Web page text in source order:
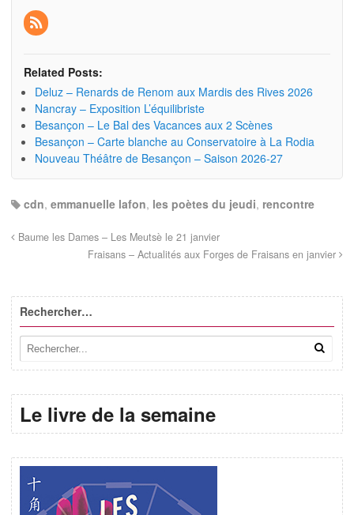
Related Posts:
Deluz – Renards de Renom aux Mardis des Rives 2026
Nancray – Exposition L’équilibriste
Besançon – Le Bal des Vacances aux 2 Scènes
Besançon – Carte blanche au Conservatoire à La Rodia
Nouveau Théâtre de Besançon – Saison 2026-27
cdn, emmanuelle lafon, les poètes du jeudi, rencontre
Baume les Dames – Les Meutsè le 21 janvier
Fraisans – Actualités aux Forges de Fraisans en janvier
Rechercher…
Le livre de la semaine